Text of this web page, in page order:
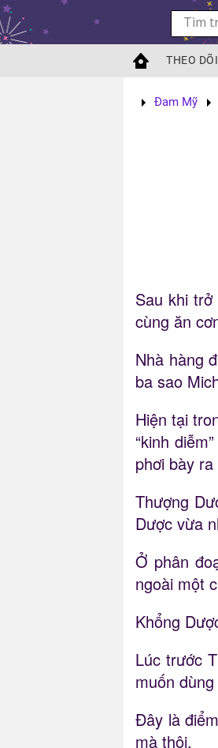
Skip to main content
THEO DÕI
Đam Mỹ
Sau khi
cùng ăn
Nhà hàng
ba sao
Hiện tại
“kinh
phơi bày
Thượng
Dược vừa
Ở phân
ngoài một
Khổng
Lúc trước
muốn
Đây là
mà thôi.